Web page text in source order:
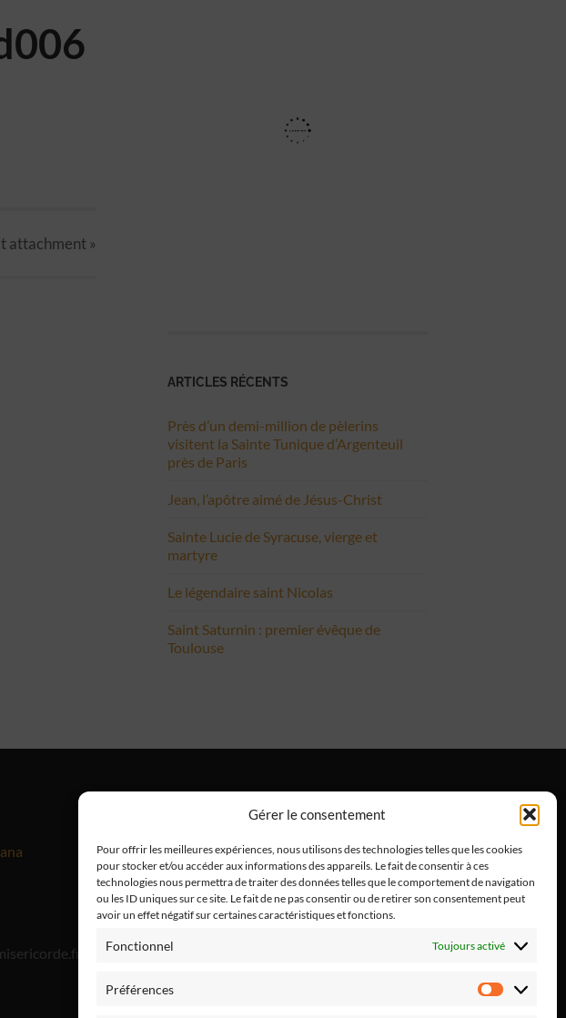
Gérer le consentement
Pour offrir les meilleures expériences, nous utilisons des technologies telles que les cookies
pour stocker et/ou accéder aux informations des appareils. Le fait de consentir à ces
technologies nous permettra de traiter des données telles que le comportement de navigation
ou les ID uniques sur ce site. Le fait de ne pas consentir ou de retirer son consentement peut
avoir un effet négatif sur certaines caractéristiques et fonctions.
Fonctionnel Toujours activé
Préférences
attachment »
ARTICLES RÉCENTS
Près d’un demi-million de pèlerins
visitent la Sainte Tunique d’Argenteuil
près de Paris
Jean, l’apôtre aimé de Jésus-Christ
Sainte Lucie de Syracuse, vierge et
martyre
Le légendaire saint Nicolas
Saint Saturnin : premier évêque de
Toulouse
Mentions Légales